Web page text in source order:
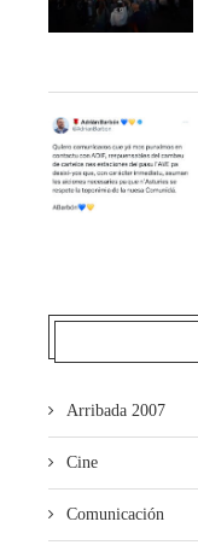
Arribada 2007
Cine
Comunicación